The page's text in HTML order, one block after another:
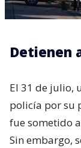
Detienen
El 31 de julio,
policía por su
fue sometido
Sin embargo,